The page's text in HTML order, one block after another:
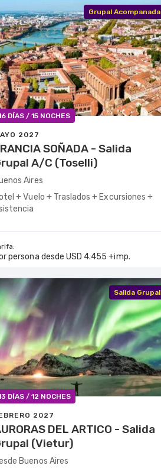
Grupal Acompanada
DÍAS / 15 NOCHES
2027
SOÑADA - Salida
Grupal A/C (Toselli)
Aires
+ Vuelo + Traslados + Excursiones +
persona desde USD 4.455 +imp.
Salida Grupal
DÍAS / 12 NOCHES
2027
DEL ARTICO - Salida
(Vietur)
Buenos Aires